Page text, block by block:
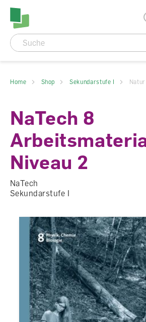
Accesskey
Seitenanfang
Direkt
Hauptnavigation
Direkt
zum
Hauptinhalt
Direkt
zum
Direkt
Home Shop Sekundarstufe I
NaTech 8
Niveau 2
NaTech
Sekundarstufe I